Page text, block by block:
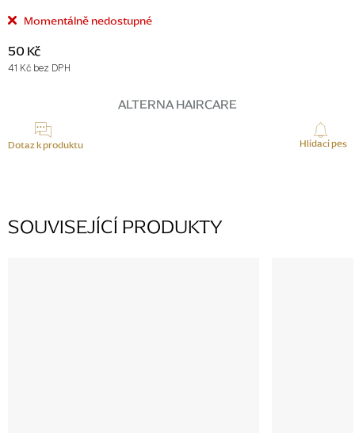
Momentálně nedostupné
50 Kč
41 Kč bez DPH
ALTERNA HAIRCARE
Dotaz k produktu Hlídací pes
SOUVISEJÍCÍ PRODUKTY